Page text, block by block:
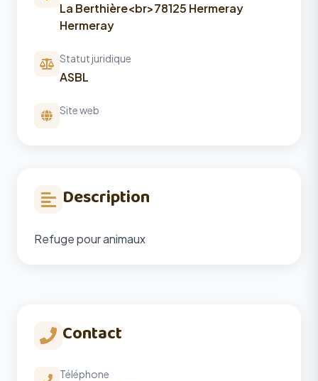
La Berthière<br>78125 Hermeray
Hermeray
Statut juridique
ASBL
Site web
Description
Refuge pour animaux
Contact
Téléphone